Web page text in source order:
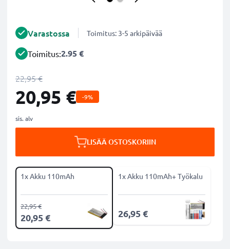
Varastossa Toimitus: 3-5 arkipäivää
Toimitus:2.95 €
22,95 €
20,95 € -9%
sis. alv
LISÄÄ OSTOSKORIIN
1x Akku 110mAh
20,95 €
22,95 €
1x Akku 110mAh+ Työkalu
26,95 €